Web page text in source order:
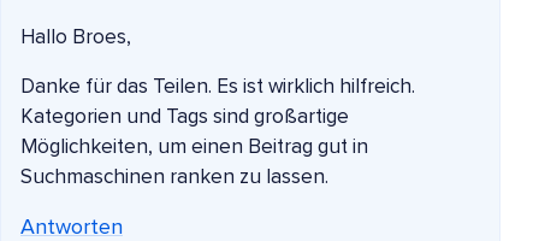
Hallo Broes,
Danke für das Teilen. Es ist wirklich hilfreich.
Kategorien und Tags sind großartige
Möglichkeiten, um einen Beitrag gut in
Suchmaschinen ranken zu lassen.
Antworten